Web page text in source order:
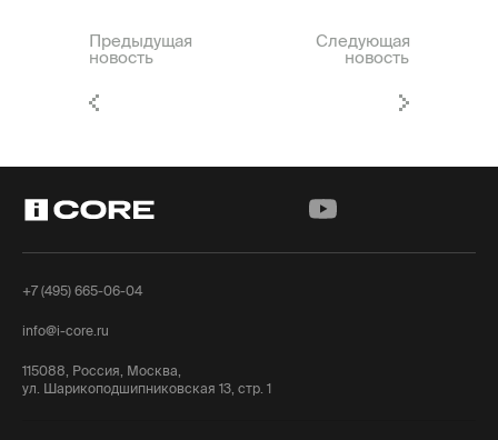
Предыдущая
новость
Следующая
новость
+7 (495) 665-06-04
info@i-core.ru
115088, Россия, Москва,
ул. Шарикоподшипниковская 13, стр. 1